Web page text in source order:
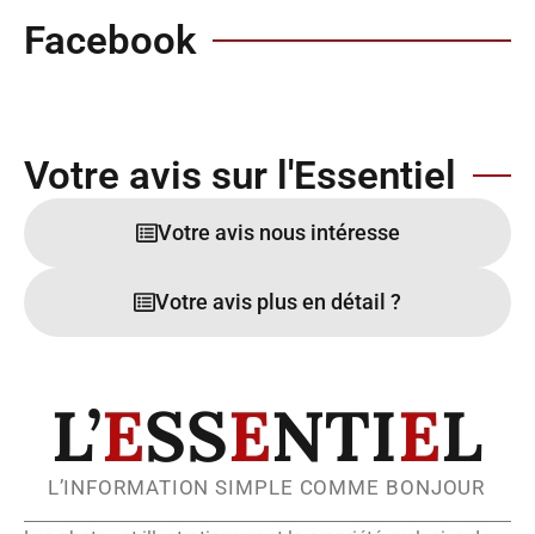
Facebook
Votre avis sur l'Essentiel
Votre avis nous intéresse
Votre avis plus en détail ?
L’ESSENTIEL
L’INFORMATION SIMPLE COMME BONJOUR